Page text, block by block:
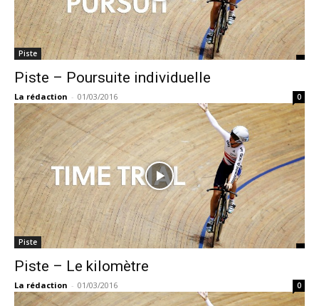
Piste
Piste – Poursuite individuelle
La rédaction - 01/03/2016 0
Piste
Piste – Le kilomètre
La rédaction - 01/03/2016 0